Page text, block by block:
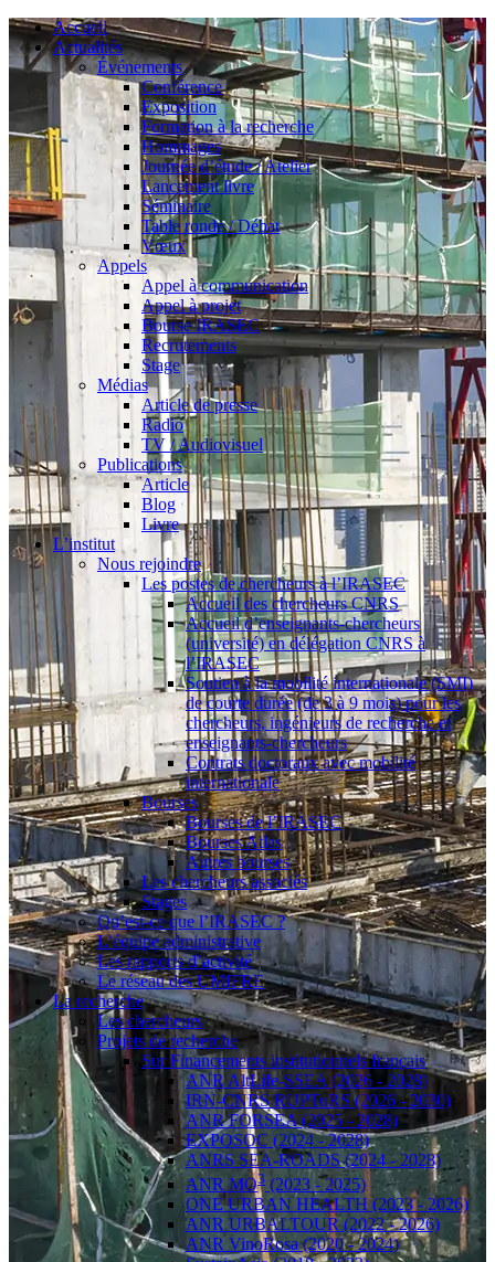
Accueil
Actualités
Événements
Conférence
Exposition
Formation à la recherche
Hommages
Journée d’étude / Atelier
Lancement livre
Séminaire
Table ronde / Débat
Vœux
Appels
Appel à communication
Appel à projet
Bourse IRASEC
Recrutements
Stage
Médias
Article de presse
Radio
TV / Audiovisuel
Publications
Article
Blog
Livre
L’institut
Nous rejoindre
Les postes de chercheurs à l’IRASEC
Accueil des chercheurs CNRS
Accueil d’enseignants-chercheurs
(université) en délégation CNRS à
l’IRASEC
Soutien à la mobilité internationale (SMI)
de courte durée (de 3 à 9 mois) pour les
chercheurs, ingénieurs de recherche et
enseignants-chercheurs
Contrats doctoraux avec mobilité
internationale
Bourses
Bourses de l’IRASEC
Bourses Atlas
Autres bourses
Les chercheurs associés
Stages
Qu’est-ce que l’IRASEC ?
L’équipe administrative
Les rapports d’activité
Le réseau des UMIFRE
La recherche
Les chercheurs
Projets de recherche
Sur Financements institutionnels français
ANR AltLife-SSEA (2026 - 2028)
IRN-CNRS RUPTuRS (2026 - 2030)
ANR FORSEA (2025 - 2028)
EXPOSOC (2024 - 2028)
ANRS SEA-ROADS (2024 - 2028)
ANR MO3 (2023 - 2025)
ONE URBAN HEALTH (2023 - 2026)
ANR URBALTOUR (2022 - 2026)
ANR VinoRosa (2020 - 2024)